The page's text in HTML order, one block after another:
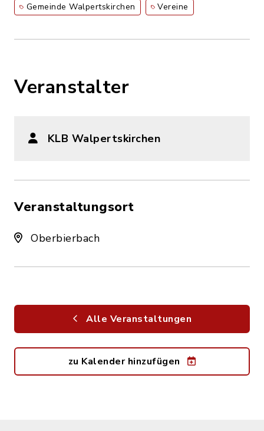
Gemeinde Walpertskirchen Vereine
Veranstalter
KLB Walpertskirchen
Veranstaltungsort
Oberbierbach
Alle Veranstaltungen
zu Kalender hinzufügen